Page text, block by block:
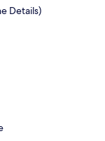
Details)